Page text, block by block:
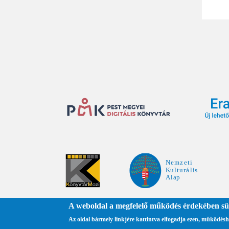
Adatkezelési tájékoztató
Közadattár
A weboldal a megfelelő működés érdekében
Az oldal bármely linkjére kattintva elfogadja ezen,